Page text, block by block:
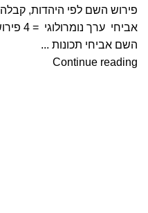
פירוש השם לפי היהדות,
אביחי
השם אביחי תכונות ...
Continue reading